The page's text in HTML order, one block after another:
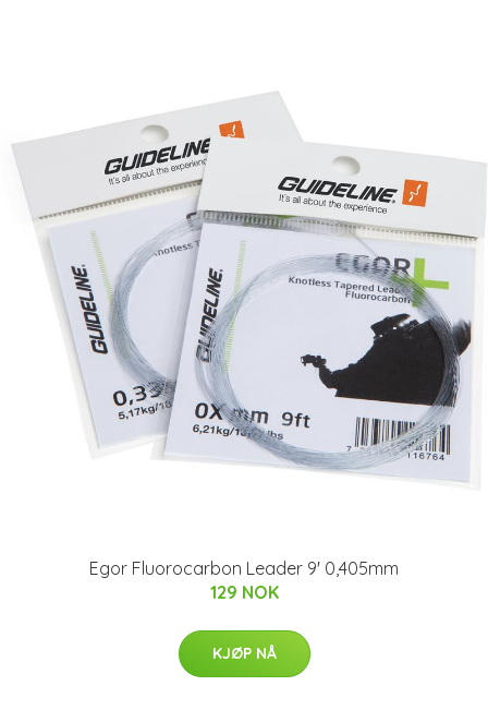
Egor Fluorocarbon Leader 9' 0,405mm
129 NOK
KJØP NÅ